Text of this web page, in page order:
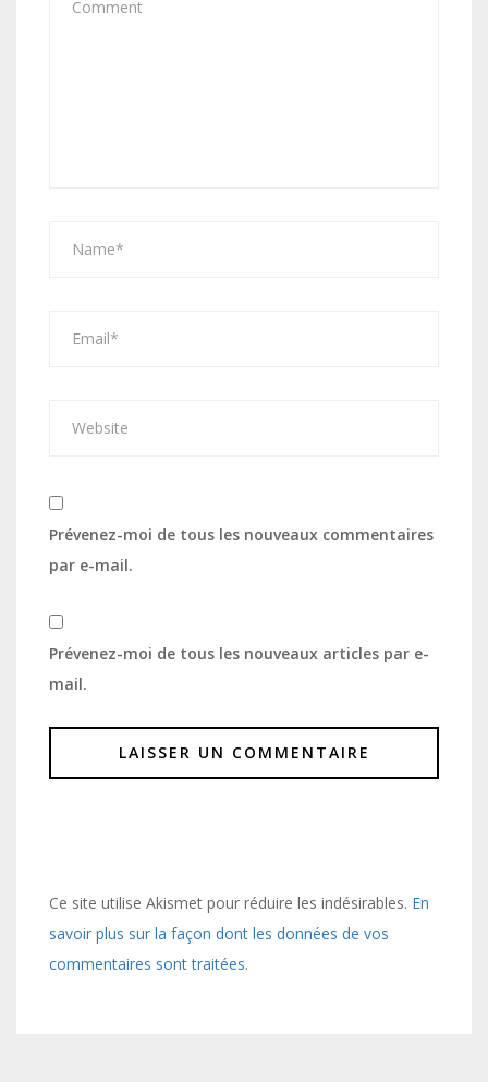
Prévenez-moi de tous les nouveaux commentaires
par e-mail.
Prévenez-moi de tous les nouveaux articles par e-
mail.
Ce site utilise Akismet pour réduire les indésirables. En
savoir plus sur la façon dont les données de vos
commentaires sont traitées.